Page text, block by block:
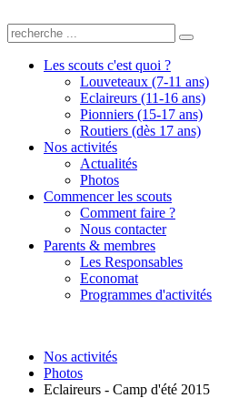
Les scouts c'est quoi ?
Louveteaux (7-11 ans)
Eclaireurs (11-16 ans)
Pionniers (15-17 ans)
Routiers (dès 17 ans)
Nos activités
Actualités
Photos
Commencer les scouts
Comment faire ?
Nous contacter
Parents & membres
Les Responsables
Economat
Programmes d'activités
Nos activités
Photos
Eclaireurs - Camp d'été 2015